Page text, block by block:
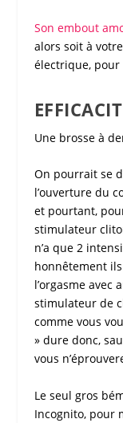
Son embout
alors soit à votre
électrique, pour
Une brosse à
On pourrait se
l’ouverture du
et pourtant,
stimulateur
n’a que 2
honnêtement
l’orgasme avec
stimulateur de
comme vous
» dure donc,
vous
Le seul gros
Incognito, pour